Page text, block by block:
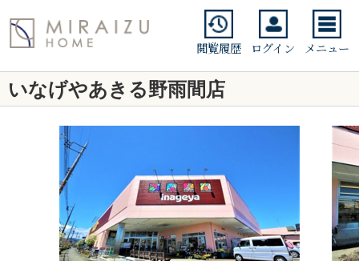
閲覧履歴 ログイン メニュー
いなげやあきる野雨間店